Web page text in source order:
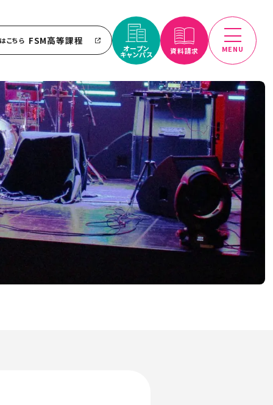
こちら FSM高等課程
オープン
キャンパス 資料請求 MENU